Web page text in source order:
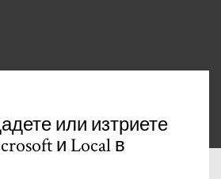
или изтриете
и Local в